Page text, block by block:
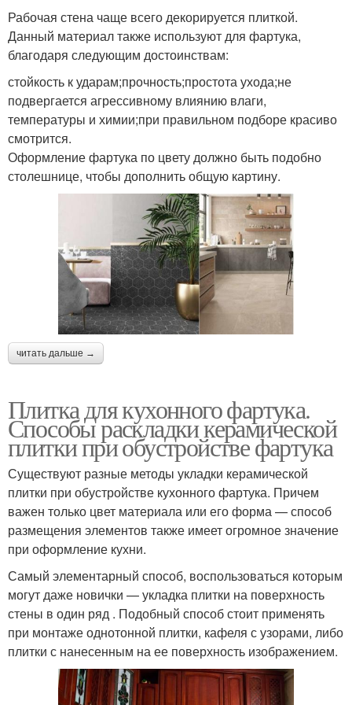
Рабочая стена чаще всего декорируется плиткой.
Данный материал также используют для фартука,
благодаря следующим достоинствам:
стойкость к ударам;прочность;простота ухода;не
подвергается агрессивному влиянию влаги,
температуры и химии;при правильном подборе красиво
смотрится.
Оформление фартука по цвету должно быть подобно
столешнице, чтобы дополнить общую картину.
читать дальше →
Плитка для кухонного фартука.
Способы раскладки керамической
плитки при обустройстве фартука
Существуют разные методы укладки керамической
плитки при обустройстве кухонного фартука. Причем
важен только цвет материала или его форма — способ
размещения элементов также имеет огромное значение
при оформление кухни.
Самый элементарный способ, воспользоваться которым
могут даже новички — укладка плитки на поверхность
стены в один ряд . Подобный способ стоит применять
при монтаже однотонной плитки, кафеля с узорами, либо
плитки с нанесенным на ее поверхность изображением.